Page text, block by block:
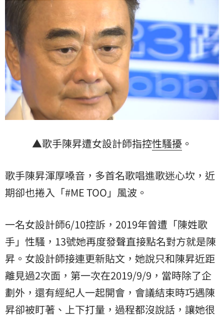
▲歌手陳昇遭女設計師指控性騷擾 。
歌手陳昇渾厚嗓音，多首名歌唱進歌迷心坎，近
期卻也捲入「#ME TOO」風波。
一名女設計師6/10控訴，2019年曾遭「陳姓歌
手」性騷，13號她再度發聲直接點名對方就是陳
昇。女設計師接連更新貼文，她說只和陳昇近距
離見過2次面，第一次在2019/9/9，當時除了企
劃外，還有經紀人一起開會，會議結束時巧遇陳
昇卻被盯著、上下打量，過程都沒說話，讓她很